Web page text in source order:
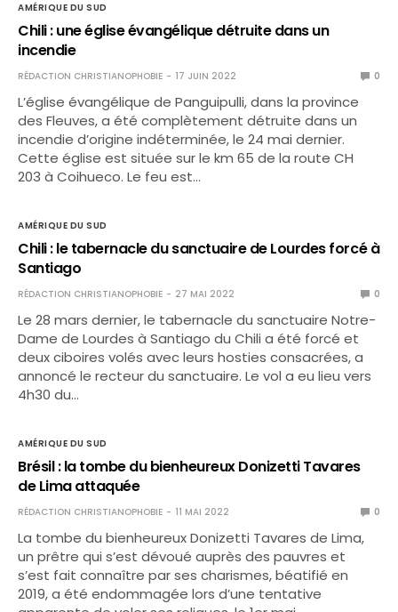
AMÉRIQUE DU SUD
Chili : une église évangélique détruite dans un
incendie
RÉDACTION CHRISTIANOPHOBIE 17 JUIN 2022 0
L’église évangélique de Panguipulli, dans la province
des Fleuves, a été complètement détruite dans un
incendie d’origine indéterminée, le 24 mai dernier.
Cette église est située sur le km 65 de la route CH
203 à Coihueco. Le feu est…
AMÉRIQUE DU SUD
Chili : le tabernacle du sanctuaire de Lourdes forcé à
Santiago
RÉDACTION CHRISTIANOPHOBIE 27 MAI 2022 0
Le 28 mars dernier, le tabernacle du sanctuaire Notre-
Dame de Lourdes à Santiago du Chili a été forcé et
deux ciboires volés avec leurs hosties consacrées, a
annoncé le recteur du sanctuaire. Le vol a eu lieu vers
4h30 du…
AMÉRIQUE DU SUD
Brésil : la tombe du bienheureux Donizetti Tavares
de Lima attaquée
RÉDACTION CHRISTIANOPHOBIE 11 MAI 2022 0
La tombe du bienheureux Donizetti Tavares de Lima,
un prêtre qui s’est dévoué auprès des pauvres et
s’est fait connaître par ses charismes, béatifié en
2019, a été endommagée lors d’une tentative